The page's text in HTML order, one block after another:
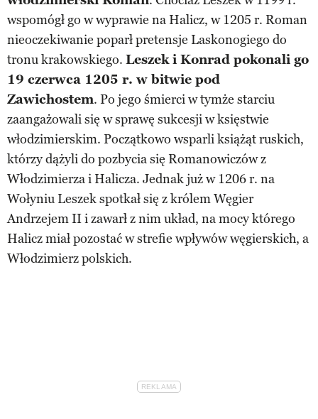
wspomógł go w wyprawie na Halicz, w 1205 r. Roman
nieoczekiwanie poparł pretensje Laskonogiego do
tronu krakowskiego. Leszek i Konrad pokonali go
19 czerwca 1205 r. w bitwie pod
Zawichostem. Po jego śmierci w tymże starciu
zaangażowali się w sprawę sukcesji w księstwie
włodzimierskim. Początkowo wsparli książąt ruskich,
którzy dążyli do pozbycia się Romanowiczów z
Włodzimierza i Halicza. Jednak już w 1206 r. na
Wołyniu Leszek spotkał się z królem Węgier
Andrzejem II i zawarł z nim układ, na mocy którego
Halicz miał pozostać w strefie wpływów węgierskich, a
Włodzimierz polskich.